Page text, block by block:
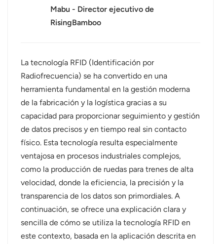
Türk
Polski
แบบไทย
Tiếng Việt
Indonesia
magyar
Mabu - Director ejecutivo de
RisingBamboo
La tecnología RFID (Identificación por
Radiofrecuencia) se ha convertido en una
herramienta fundamental en la gestión moderna
de la fabricación y la logística gracias a su
capacidad para proporcionar seguimiento y gestión
de datos precisos y en tiempo real sin contacto
físico. Esta tecnología resulta especialmente
ventajosa en procesos industriales complejos,
como la producción de ruedas para trenes de alta
velocidad, donde la eficiencia, la precisión y la
transparencia de los datos son primordiales. A
continuación, se ofrece una explicación clara y
sencilla de cómo se utiliza la tecnología RFID en
este contexto, basada en la aplicación descrita en